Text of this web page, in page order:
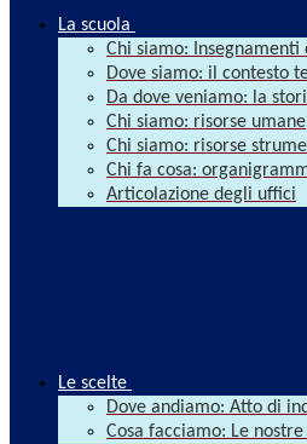
La scuola
Chi siamo:
Dove siamo: il contesto
Da dove veniamo: la
Chi siamo: risorse umane
Chi siamo: risorse
Chi fa cosa:
Articolazione degli uffici
Le scelte
Dove andiamo: Atto di
Cosa facciamo: Le